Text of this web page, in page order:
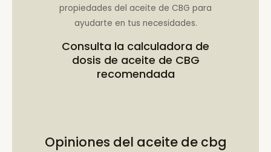
propiedades del aceite de CBG para
ayudarte en tus necesidades.
Consulta la calculadora de
dosis de aceite de CBG
recomendada
Opiniones del aceite de cbg